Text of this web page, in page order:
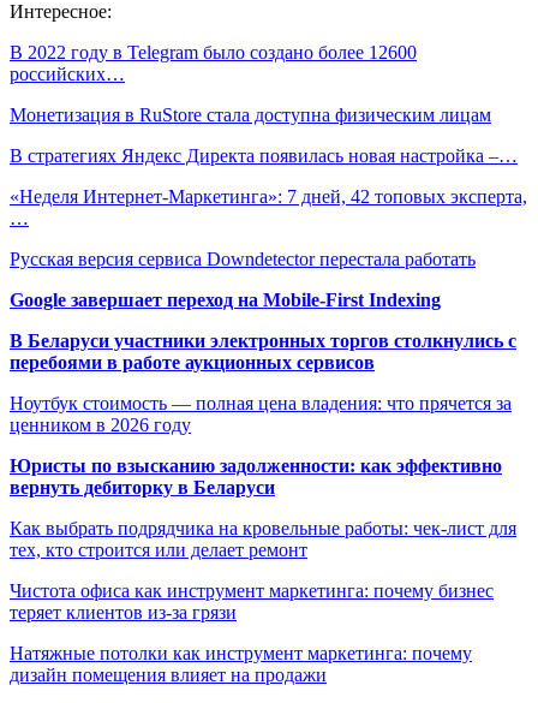
Интересное:
В 2022 году в Telegram было создано более 12600
российских…
Монетизация в RuStore стала доступна физическим лицам
В стратегиях Яндекс Директа появилась новая настройка –…
«Неделя Интернет-Маркетинга»: 7 дней, 42 топовых эксперта,
…
Русская версия сервиса Downdetector перестала работать
Google завершает переход на Mobile-First Indexing
В Беларуси участники электронных торгов столкнулись с
перебоями в работе аукционных сервисов
Ноутбук стоимость — полная цена владения: что прячется за
ценником в 2026 году
Юристы по взысканию задолженности: как эффективно
вернуть дебиторку в Беларуси
Как выбрать подрядчика на кровельные работы: чек-лист для
тех, кто строится или делает ремонт
Чистота офиса как инструмент маркетинга: почему бизнес
теряет клиентов из-за грязи
Натяжные потолки как инструмент маркетинга: почему
дизайн помещения влияет на продажи